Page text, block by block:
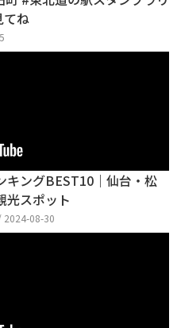
てね
キングBEST10｜仙台・松
光スポット
2024-08-30